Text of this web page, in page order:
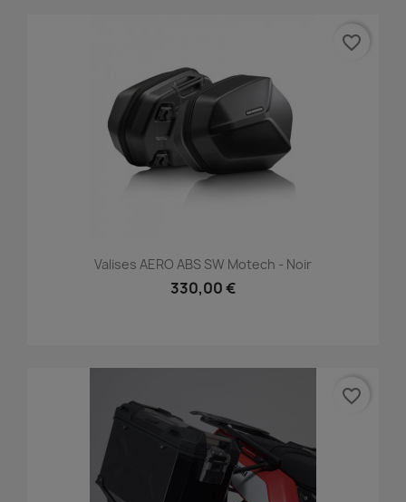
Valises AERO ABS SW Motech - Noir
330,00 €
favorite_border
favorite_border